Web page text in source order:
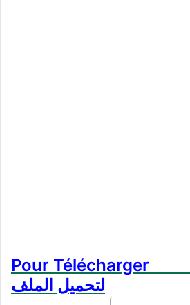
Pour
لتحميل الملف